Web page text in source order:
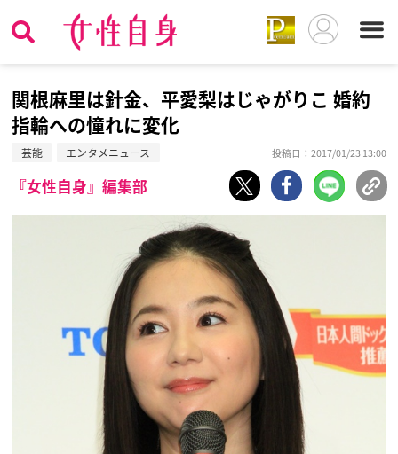
関根麻里は針金、平愛梨はじゃがりこ 婚約
指輪への憧れに変化
芸能 エンタメニュース 投稿日：2017/01/23 13:00
『女性自身』編集部